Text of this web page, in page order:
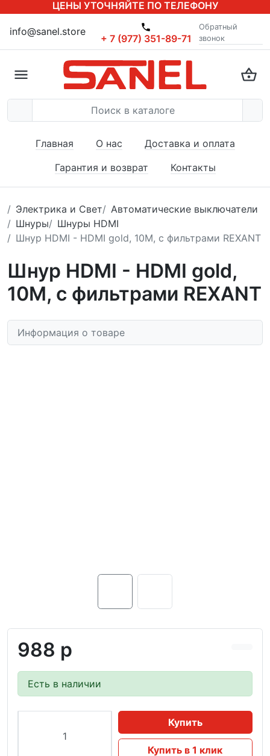
ЦЕНЫ УТОЧНЯЙТЕ ПО ТЕЛЕФОНУ
info@sanel.store
+ 7 (977) 351-89-71
Обратный
звонок
Главная О нас
Доставка и оплата
Гарантия и возврат
Контакты
Электрика и Свет
Автоматические выключатели
Шнуры
Шнуры HDMI
Шнур HDMI - HDMI gold, 10М, с фильтрами REXANT
Шнур HDMI - HDMI gold,
10М, с фильтрами REXANT
Информация о товаре
988 р
Есть в наличии
Купить
Купить в 1 клик